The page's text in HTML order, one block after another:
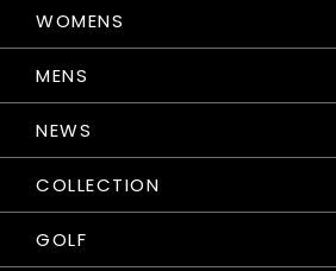
WOMENS
MENS
NEWS
COLLECTION
GOLF